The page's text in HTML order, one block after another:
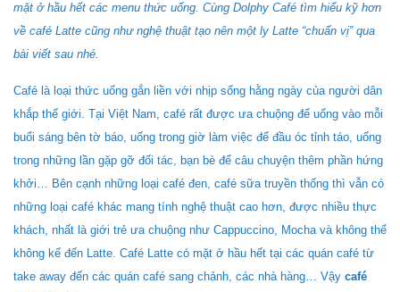
mặt ở hầu hết các menu thức uống. Cùng Dolphy Café tìm hiểu kỹ hơn
về café Latte cũng như nghệ thuật tạo nên một ly Latte “chuẩn vị” qua
bài viết sau nhé.
Café là loại thức uống gắn liền với nhịp sống hằng ngày của người dân
khắp thế giới. Tại Việt Nam, café rất được ưa chuộng để uống vào mỗi
buổi sáng bên tờ báo, uống trong giờ làm việc để đầu óc tỉnh táo, uống
trong những lần gặp gỡ đối tác, bạn bè để câu chuyện thêm phần hứng
khởi… Bên cạnh những loại café đen, café sữa truyền thống thì vẫn có
những loại café khác mang tính nghệ thuật cao hơn, được nhiều thực
khách, nhất là giới trẻ ưa chuộng như Cappuccino, Mocha và không thể
không kể đến Latte. Café Latte có mặt ở hầu hết tại các quán café từ
take away đến các quán café sang chảnh, các nhà hàng… Vậy café